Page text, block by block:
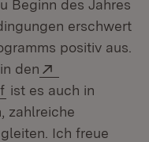
Beginn des Jahres
erschwert
positiv aus.
den
(Öffnet in neuem
ist es auch in
zahlreiche
Ich freue